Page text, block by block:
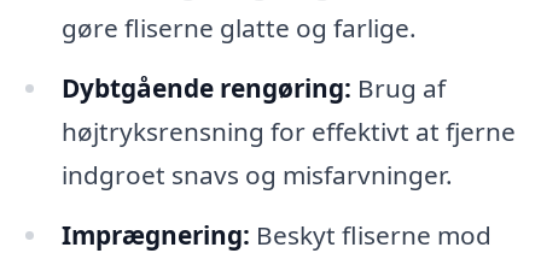
gøre fliserne glatte og farlige.
Dybtgående rengøring: Brug af
højtryksrensning for effektivt at fjerne
indgroet snavs og misfarvninger.
Imprægnering: Beskyt fliserne mod